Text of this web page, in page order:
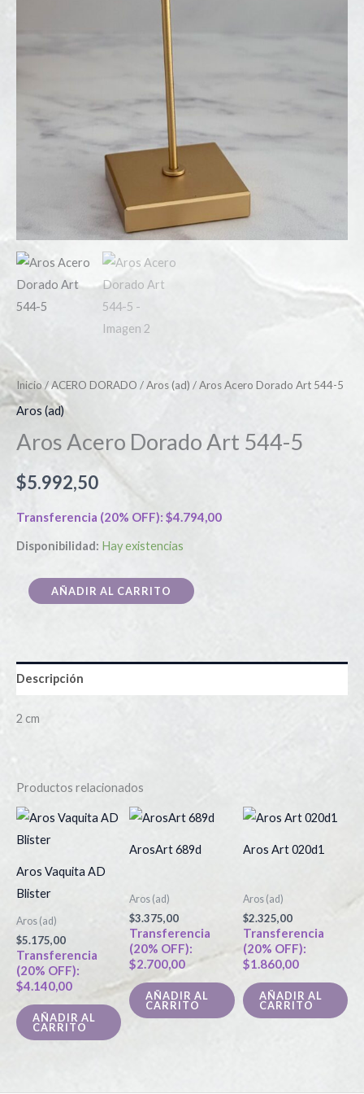
Inicio /ACERO DORADO /Aros (ad) / Aros Acero Dorado Art 544-5
Aros (ad)
Aros Acero Dorado Art 544-5
$5.992,50
Transferencia (20% OFF): $4.794,00
Disponibilidad: Hay existencias
AÑADIR AL CARRITO
Descripción
2 cm
Productos relacionados
Aros Vaquita AD
Blister
Aros (ad)
$5.175,00
Transferencia
(20% OFF):
$4.140,00
AÑADIR AL
CARRITO
ArosArt 689d
Aros (ad)
$3.375,00
Transferencia
(20% OFF):
$2.700,00
AÑADIR AL
CARRITO
Aros Art 020d1
Aros (ad)
$2.325,00
Transferencia
(20% OFF):
$1.860,00
AÑADIR AL
CARRITO